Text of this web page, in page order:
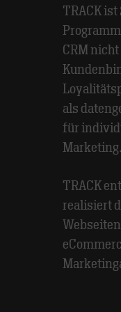
TRACK
CRM
als
für
Marketing.
TRACK
realisiert